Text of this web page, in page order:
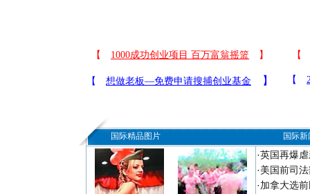
国际精品图片 国际
·英国再爆
·美国前司
·加拿大选